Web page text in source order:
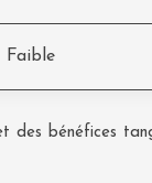
Faible
bénéfices